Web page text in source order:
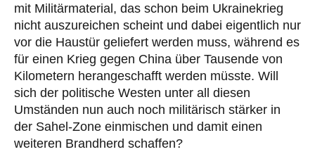
mit Militärmaterial, das schon beim Ukrainekrieg
nicht auszureichen scheint und dabei eigentlich nur
vor die Haustür geliefert werden muss, während es
für einen Krieg gegen China über Tausende von
Kilometern herangeschafft werden müsste. Will
sich der politische Westen unter all diesen
Umständen nun auch noch militärisch stärker in
der Sahel-Zone einmischen und damit einen
weiteren Brandherd schaffen?